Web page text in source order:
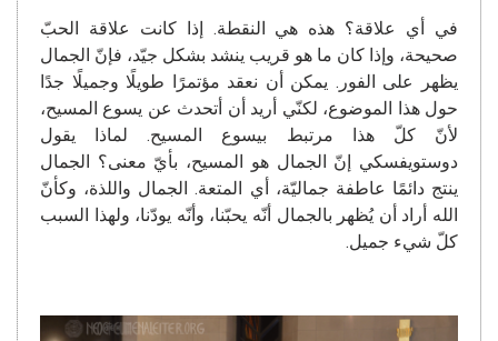
في أي علاقة؟ هذه هي النقطة. إذا كانت علاقة الحبّ
صحيحة، وإذا كان ما هو قريب ينشد بشكل جيّد، فإنّ الجمال
يظهر على الفور. يمكن أن نعقد مؤتمرًا طويلًا وجميلًا جدًا
حول هذا الموضوع، لكنّي أريد أن أتحدث عن يسوع المسيح،
لأنّ كلّ هذا مرتبط بيسوع المسيح. لماذا يقول
دوستويفسكي إنّ الجمال هو المسيح، بأيّ معنى؟ الجمال
ينتج دائمًا عاطفة جماليّة، أي المتعة. الجمال واللذة، وكأنّ
الله أراد أن يُظهر بالجمال أنّه يحبّنا، وأنّه يودّنا، ولهذا السبب
كلّ شيء جميل.